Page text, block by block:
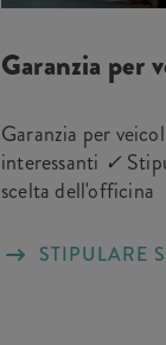
Garanzia per
Garanzia per
interessanti ✓
scelta dell'officina
STIPULARE